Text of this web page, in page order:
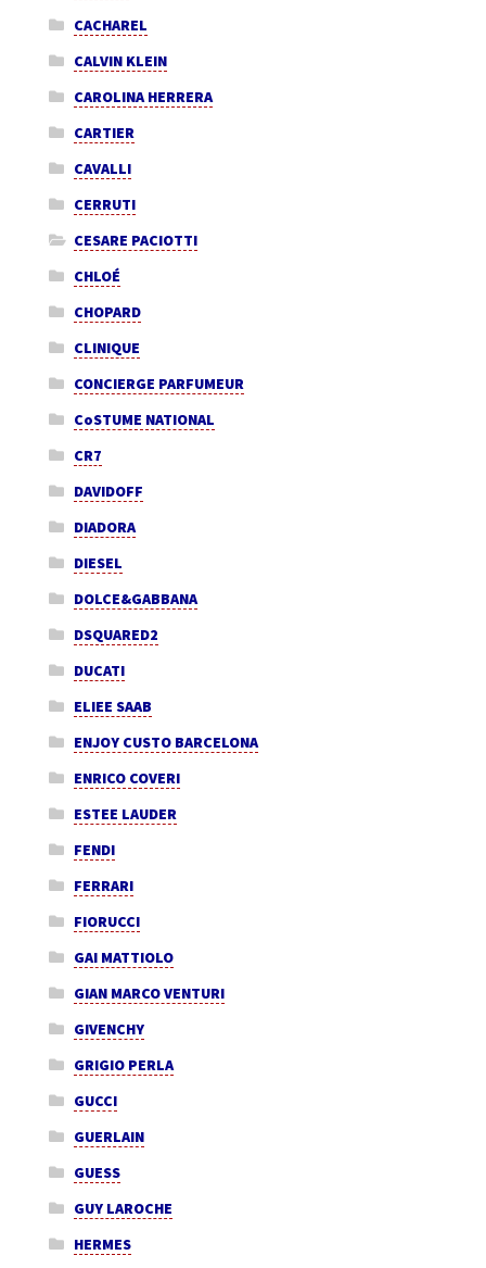
CACHAREL
CALVIN KLEIN
CAROLINA HERRERA
CARTIER
CAVALLI
CERRUTI
CESARE PACIOTTI
CHLOÉ
CHOPARD
CLINIQUE
CONCIERGE PARFUMEUR
CoSTUME NATIONAL
CR7
DAVIDOFF
DIADORA
DIESEL
DOLCE&GABBANA
DSQUARED2
DUCATI
ELIEE SAAB
ENJOY CUSTO BARCELONA
ENRICO COVERI
ESTEE LAUDER
FENDI
FERRARI
FIORUCCI
GAI MATTIOLO
GIAN MARCO VENTURI
GIVENCHY
GRIGIO PERLA
GUCCI
GUERLAIN
GUESS
GUY LAROCHE
HERMES